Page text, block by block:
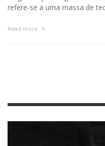
refere-se a uma massa de
Read more